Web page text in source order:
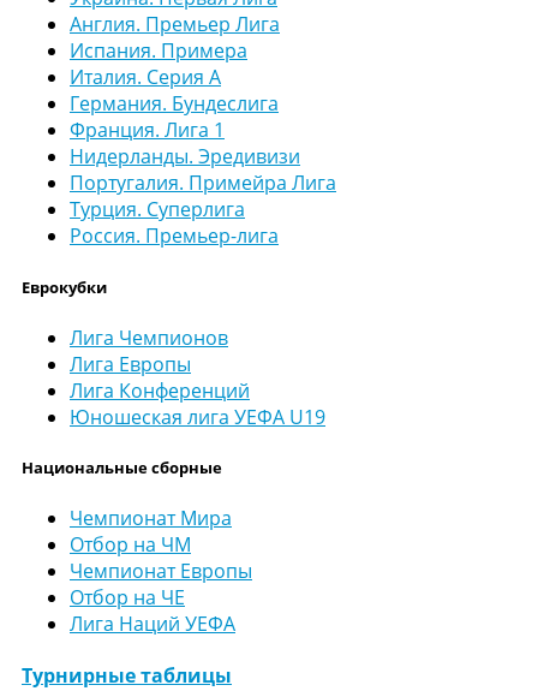
Англия. Премьер Лига
Испания. Примера
Италия. Серия А
Германия. Бундеслига
Франция. Лига 1
Нидерланды. Эредивизи
Португалия. Примейра Лига
Турция. Суперлига
Россия. Премьер-лига
Еврокубки
Лига Чемпионов
Лига Европы
Лига Конференций
Юношеская лига УЕФА U19
Национальные сборные
Чемпионат Мира
Отбор на ЧМ
Чемпионат Европы
Отбор на ЧЕ
Лига Наций УЕФА
Турнирные таблицы